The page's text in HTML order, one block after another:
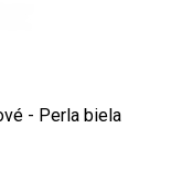
- Perla biela